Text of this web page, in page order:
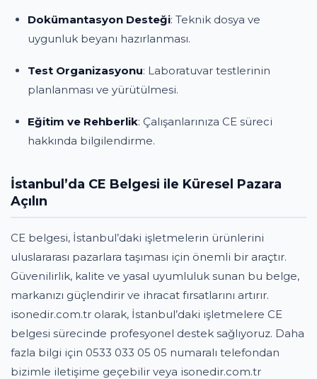
Dokümantasyon Desteği: Teknik dosya ve
uygunluk beyanı hazırlanması.
Test Organizasyonu: Laboratuvar testlerinin
planlanması ve yürütülmesi.
Eğitim ve Rehberlik: Çalışanlarınıza CE süreci
hakkında bilgilendirme.
İstanbul’da CE Belgesi ile Küresel Pazara
Açılın
CE belgesi, İstanbul’daki işletmelerin ürünlerini
uluslararası pazarlara taşıması için önemli bir araçtır.
Güvenilirlik, kalite ve yasal uyumluluk sunan bu belge,
markanızı güçlendirir ve ihracat fırsatlarını artırır.
isonedir.com.tr olarak, İstanbul’daki işletmelere CE
belgesi sürecinde profesyonel destek sağlıyoruz. Daha
fazla bilgi için 0533 033 05 05 numaralı telefondan
bizimle iletişime geçebilir veya isonedir.com.tr